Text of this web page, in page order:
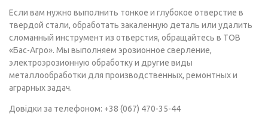
Если вам нужно выполнить тонкое и глубокое отверстие в
твердой стали, обработать закаленную деталь или удалить
сломанный инструмент из отверстия, обращайтесь в ТОВ
«Бас-Агро». Мы выполняем эрозионное сверление,
электроэрозионную обработку и другие виды
металлообработки для производственных, ремонтных и
аграрных задач.
Довідки за телефоном: +38 (067) 470-35-44